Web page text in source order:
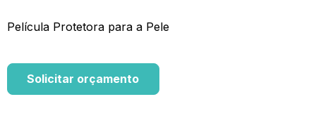
Película Protetora para a Pele
Solicitar orçamento